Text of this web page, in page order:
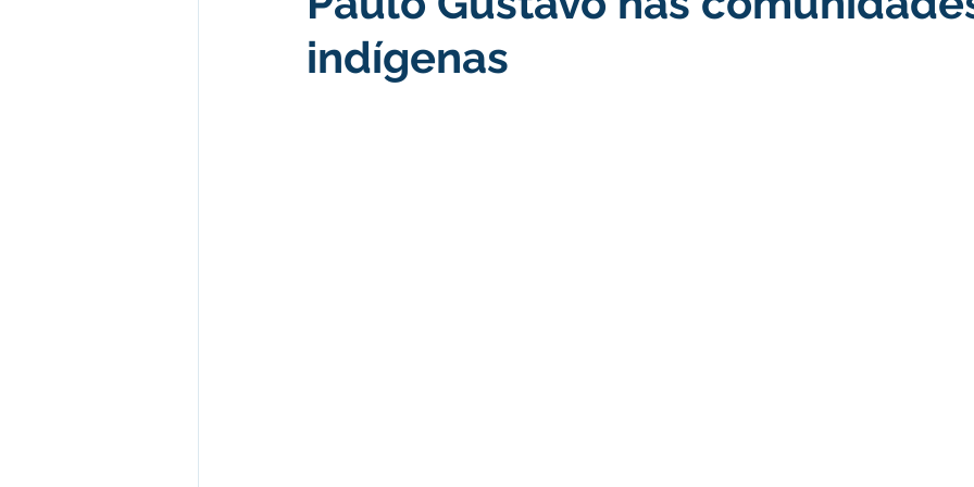
Desenvolvimento econômico e turismo
indígenas